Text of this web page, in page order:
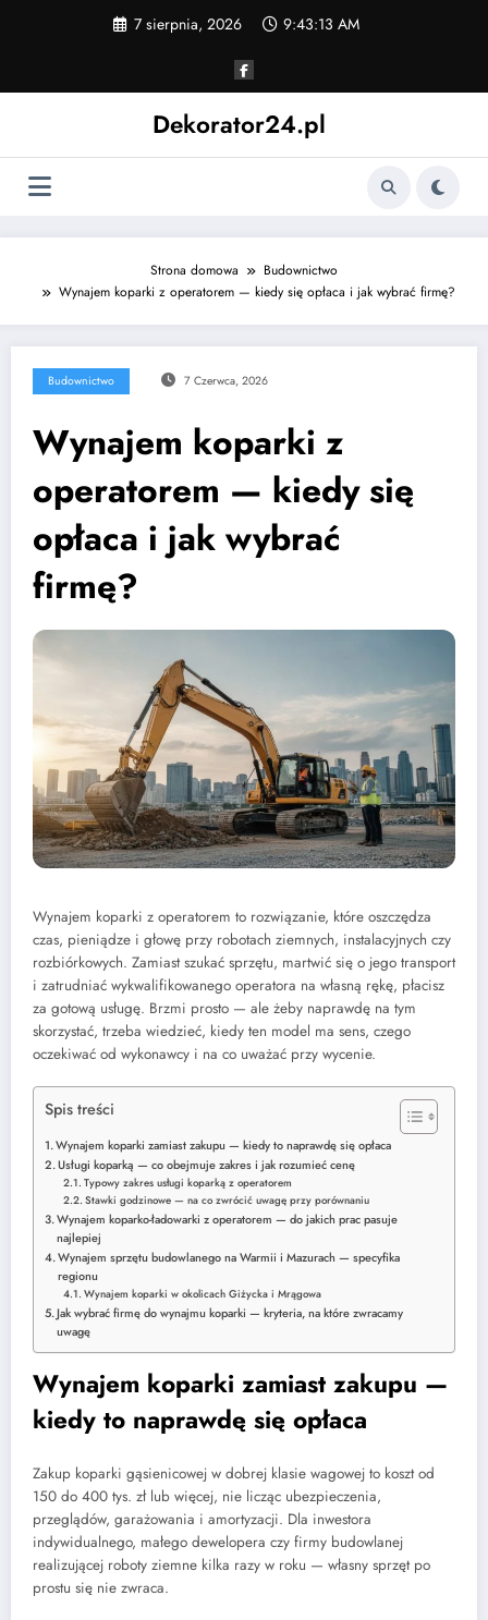
7 sierpnia, 2026 9:43:14 AM
Dekorator24.pl
Strona domowa
Budownictwo
Wynajem koparki z operatorem — kiedy się opłaca i jak wybrać firmę?
Budownictwo 7 Czerwca, 2026
Wynajem koparki z
operatorem — kiedy się
opłaca i jak wybrać
firmę?
Wynajem koparki z operatorem to rozwiązanie, które oszczędza
czas, pieniądze i głowę przy robotach ziemnych, instalacyjnych czy
rozbiórkowych. Zamiast szukać sprzętu, martwić się o jego transport
i zatrudniać wykwalifikowanego operatora na własną rękę, płacisz
za gotową usługę. Brzmi prosto — ale żeby naprawdę na tym
skorzystać, trzeba wiedzieć, kiedy ten model ma sens, czego
oczekiwać od wykonawcy i na co uważać przy wycenie.
Spis treści
Wynajem koparki zamiast zakupu — kiedy to naprawdę się opłaca
Usługi koparką — co obejmuje zakres i jak rozumieć cenę
Typowy zakres usługi koparką z operatorem
Stawki godzinowe — na co zwrócić uwagę przy porównaniu
Wynajem koparko-ładowarki z operatorem — do jakich prac pasuje
najlepiej
Wynajem sprzętu budowlanego na Warmii i Mazurach — specyfika
regionu
Wynajem koparki w okolicach Giżycka i Mrągowa
Jak wybrać firmę do wynajmu koparki — kryteria, na które zwracamy
uwagę
Wynajem koparki zamiast zakupu —
kiedy to naprawdę się opłaca
Zakup koparki gąsienicowej w dobrej klasie wagowej to koszt od
150 do 400 tys. zł lub więcej, nie licząc ubezpieczenia,
przeglądów, garażowania i amortyzacji. Dla inwestora
indywidualnego, małego dewelopera czy firmy budowlanej
realizującej roboty ziemne kilka razy w roku — własny sprzęt po
prostu się nie zwraca.